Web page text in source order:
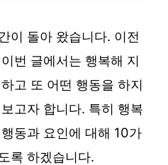
이 돌아 왔습니다. 이전
번 글에서는 행복해 지
고 또 어떤 행동을 하지
고자 합니다. 특히 행복
동과 요인에 대해 10가
록 하겠습니다.